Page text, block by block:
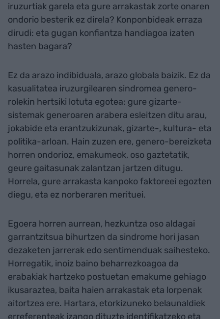
iruzurtiak garela eta gure arrakastak zorte onaren
ondorio besterik ez direla? Konponbideak erraza
dirudi: eta gugan konfiantza handiagoa izaten
hasten bagara?
Ez da arazo indibiduala, arazo globala baizik. Ez da
kasualitatea iruzurgilearen sindromea genero-
rolekin hertsiki lotuta egotea: gure gizarte-
sistemak generoaren arabera esleitzen ditu arau,
jokabide eta erantzukizunak, gizarte-, kultura- eta
politika-arloan. Hain zuzen ere, genero-bereizketa
horren ondorioz, emakumeok, oso gaztetatik,
geure gaitasunak zalantzan jartzen ditugu.
Horrela, gure arrakasta kanpoko faktoreei egozten
diegu, eta ez norberaren merituei.
Egoera horren aurrean, hezkuntza oso aldagai
garrantzitsua bihurtzen da sindrome hori jasan
dezaketen jarrerak edo sentimenduak saihesteko.
Horregatik, inoiz baino beharrezkoagoa da
erabakiak hartzeko postuetan emakume gehiago
ikusaraztea, baita haien arrakastak eta lorpenak
aitortzea ere. Hartara, etorkizuneko belaunaldiek
erreferenteak izango dituzte identifikatzeko eta